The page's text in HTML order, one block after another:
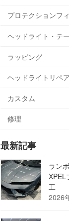
プロテクションフ
ヘッドライト・テ
ラッピング
ヘッドライトリペア
カスタム
修理
最新記事
ラン
XPEL
工
2026